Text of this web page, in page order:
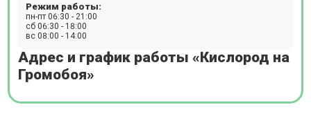
Адрес и график работы «Кислород на
Громобоя»
Режим работы:
пн-пт 06:30 - 21:00
сб 06:30 - 18:00
вс 08:00 - 14:00